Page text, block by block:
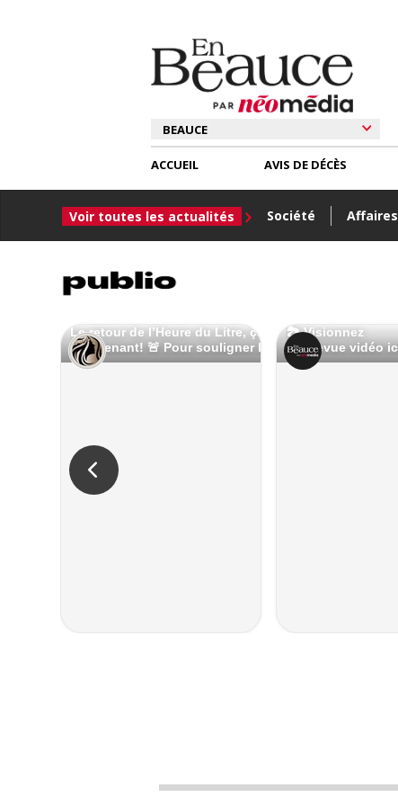
ACCUEIL
Voir toutes les actualités Société Affaires
AVIS DE DÉCÈS